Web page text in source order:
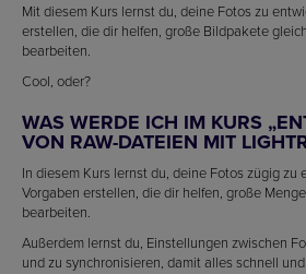
Mit diesem Kurs lernst du, deine Fotos zu
erstellen, die dir helfen, große Bildpakete
bearbeiten.
Cool, oder?
WAS WERDE ICH IM KURS
VON RAW-DATEIEN MIT
In diesem Kurs lernst du, deine Fotos zügig
Vorgaben erstellen, die dir helfen, große
bearbeiten.
Außerdem lernst du, Einstellungen zwischen
und zu synchronisieren, damit alles schnell